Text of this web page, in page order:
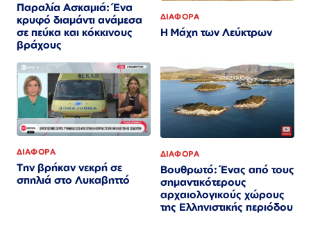
Παραλία Ασκαμιά: Ένα
κρυφό διαμάντι ανάμεσα
σε πεύκα και κόκκινους
βράχους
ΔΙΑΦΟΡΑ
Η Μάχη των Λεύκτρων
ΔΙΑΦΟΡΑ
Την βρήκαν νεκρή σε
σπηλιά στο Λυκαβηττό
ΔΙΑΦΟΡΑ
Βουθρωτό: Ένας από τους
σημαντικότερους
αρχαιολογικούς χώρους
της Ελληνιστικής περιόδου